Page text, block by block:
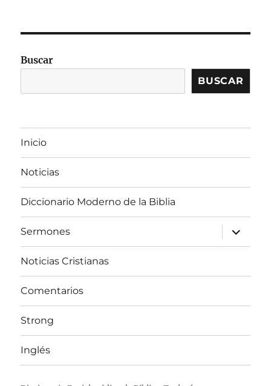
Buscar
BUSCAR
Inicio
Noticias
Diccionario Moderno de la Biblia
Sermones
expandir
el
menú
Noticias Cristianas
Comentarios
Strong
Inglés